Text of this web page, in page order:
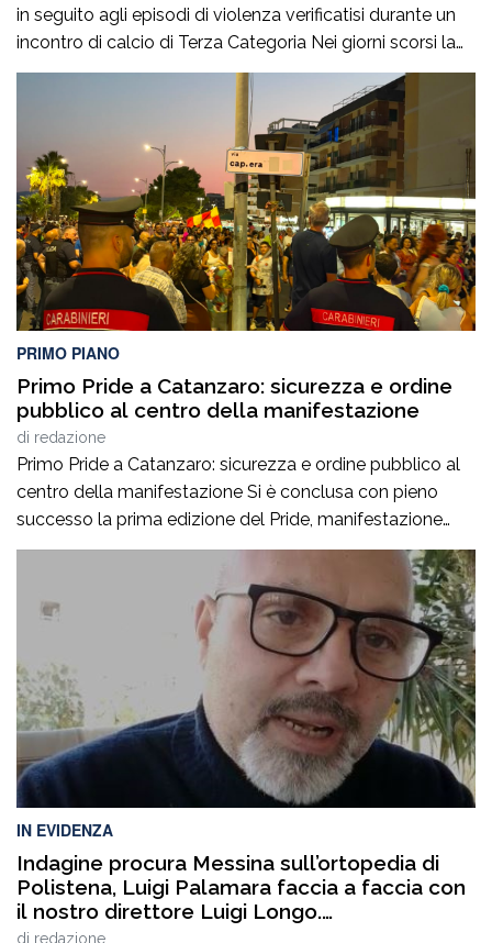
in seguito agli episodi di violenza verificatisi durante un
incontro di calcio di Terza Categoria Nei giorni scorsi la
Polizia di Stato ha notificato due provvedimenti di
Divieto di Accesso alle Manifestazioni Sportive
(D.A.SPO.), emessi dalla Questura di Reggio Calabria alla
fine del mese di luglio, nei […]
PRIMO PIANO
Primo Pride a Catanzaro: sicurezza e ordine
pubblico al centro della manifestazione
di redazione
Primo Pride a Catanzaro: sicurezza e ordine pubblico al
centro della manifestazione Si è conclusa con pieno
successo la prima edizione del Pride, manifestazione
accompagnata da un ricco programma di eventi
collaterali, tra cui AperiPride, presentazioni di libri, incontri
culturali, dibattiti, talk e momenti di confronto ospitati a
Catanzaro, con interventi e riflessioni dedicati ai […]
IN EVIDENZA
Indagine procura Messina sull’ortopedia di
Polistena, Luigi Palamara faccia a faccia con
il nostro direttore Luigi Longo.
VIDEOINTERVISTA
di redazione